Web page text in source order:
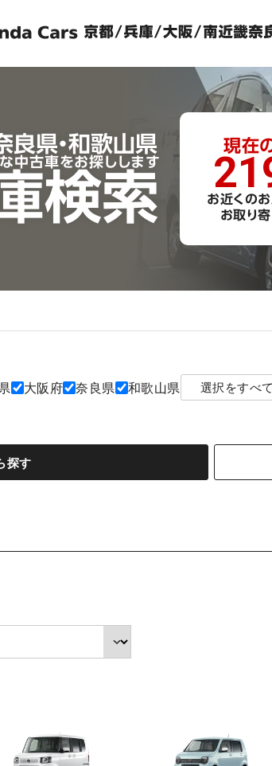
良県・和歌山県
中古車をお探しします
検索
現在
お近くの
お取り
大阪府 奈良県 和歌山県 選択をすべ
探す